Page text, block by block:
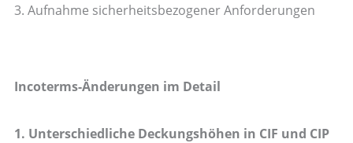
3. Aufnahme sicherheitsbezogener Anforderungen
Incoterms-Änderungen im Detail
1. Unterschiedliche Deckungshöhen in CIF und CIP